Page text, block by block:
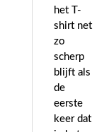
het T-
shirt net
zo
scherp
blijft als
de
eerste
keer dat